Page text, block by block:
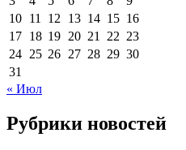
10 11 12 13 14 15 16
17 18 19 20 21 22 23
24 25 26 27 28 29 30
31
« Июл
Рубрики новостей